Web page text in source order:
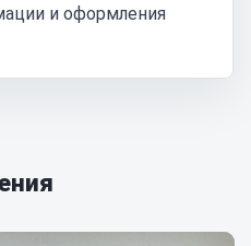
и оформления